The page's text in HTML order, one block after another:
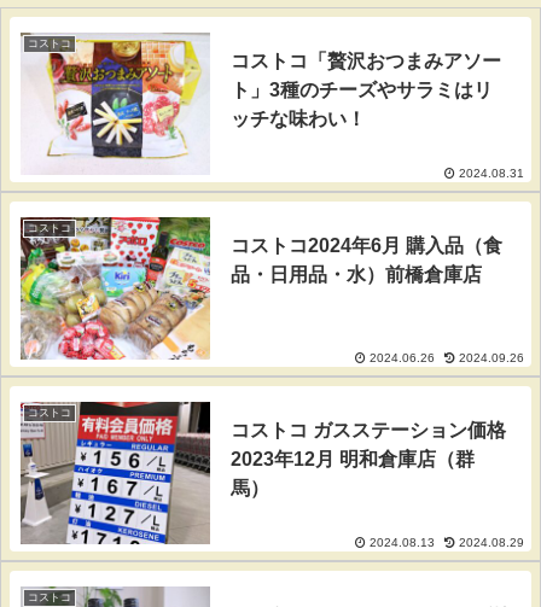
コストコ
コストコ「贅沢おつまみアソー
ト」3種のチーズやサラミはリ
ッチな味わい！
2024.08.31
コストコ
コストコ2024年6月 購入品（食
品・日用品・水）前橋倉庫店
2024.06.26 2024.09.26
コストコ
コストコ ガスステーション価格
2023年12月 明和倉庫店（群
馬）
2024.08.13 2024.08.29
コストコ